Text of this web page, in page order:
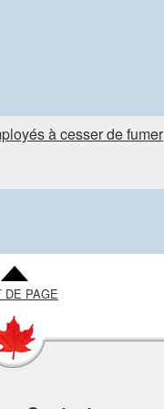
à cesser de fumer
DE PAGE